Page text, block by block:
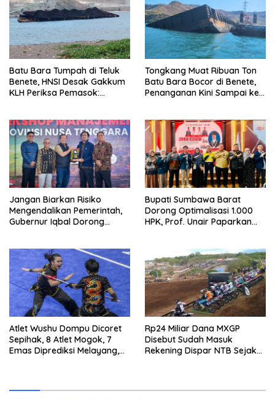
Batu Bara Tumpah di Teluk
Benete, HNSI Desak Gakkum
KLH Periksa Pemasok:
Tongkang Muat Ribuan Ton
Batu Bara Bocor di Benete,
Penanganan Kini Sampai ke
Jangan Biarkan Risiko
Mengendalikan Pemerintah,
Gubernur Iqbal Dorong
Bupati Sumbawa Barat
Dorong Optimalisasi 1.000
HPK, Prof. Unair Paparkan
Atlet Wushu Dompu Dicoret
Sepihak, 8 Atlet Mogok, 7
Emas Diprediksi Melayang,
Rp24 Miliar Dana MXGP
Disebut Sudah Masuk
Rekening Dispar NTB Sejak